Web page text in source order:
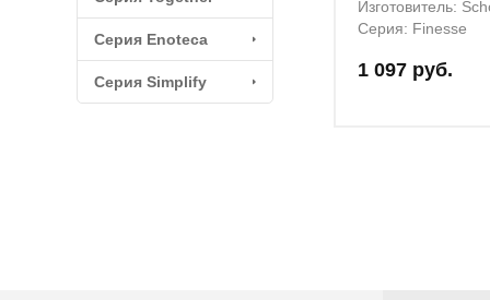
Серия Enoteca
Серия Simplify
Изготовитель:
Серия: Finesse
1 097 руб.